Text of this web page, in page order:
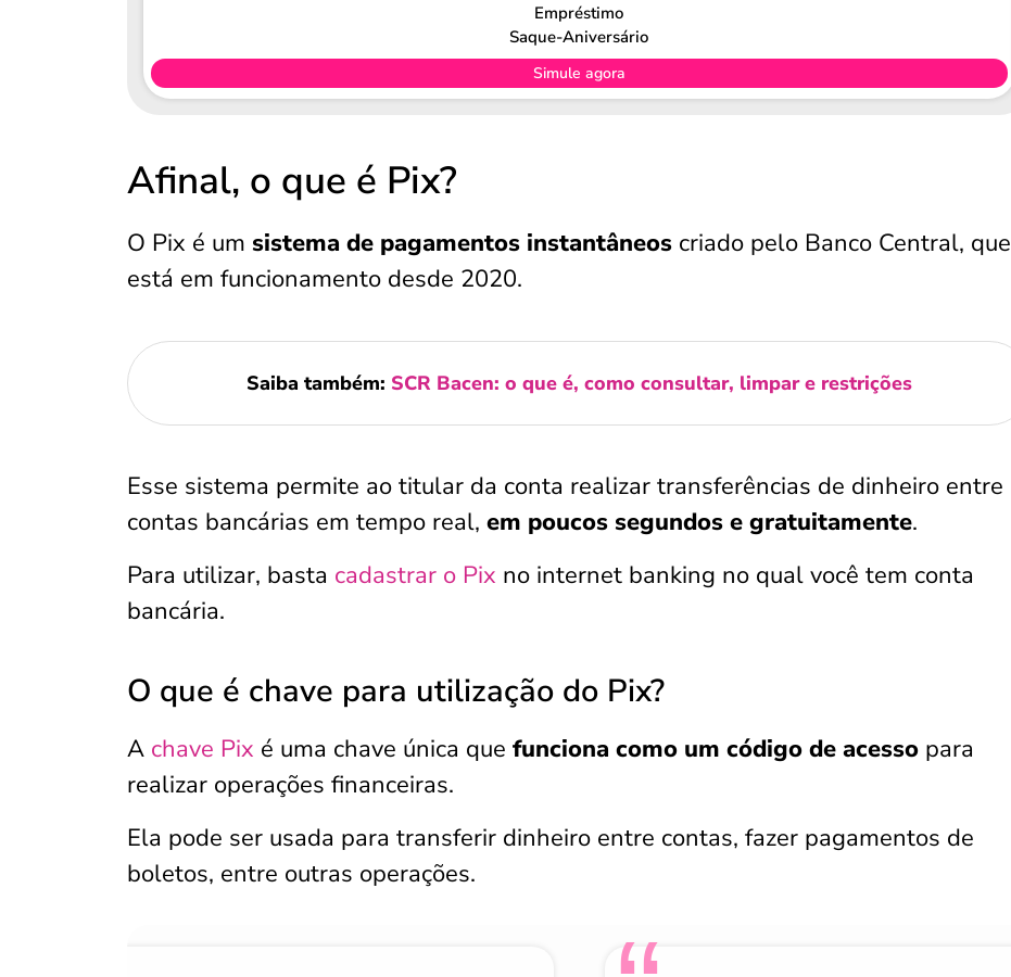
Empréstimo
Saque-Aniversário
Simule agora
Afinal, o que é Pix?
O Pix é um sistema de pagamentos instantâneos criado pelo Banco Central, que
está em funcionamento desde 2020.
Saiba também: SCR Bacen: o que é, como consultar, limpar e restrições
Esse sistema permite ao titular da conta realizar transferências de dinheiro entre
contas bancárias em tempo real, em poucos segundos e gratuitamente.
Para utilizar, basta cadastrar o Pix no internet banking no qual você tem conta
bancária.
O que é chave para utilização do Pix?
A chave Pix é uma chave única que funciona como um código de acesso para
realizar operações financeiras.
Ela pode ser usada para transferir dinheiro entre contas, fazer pagamentos de
boletos, entre outras operações.